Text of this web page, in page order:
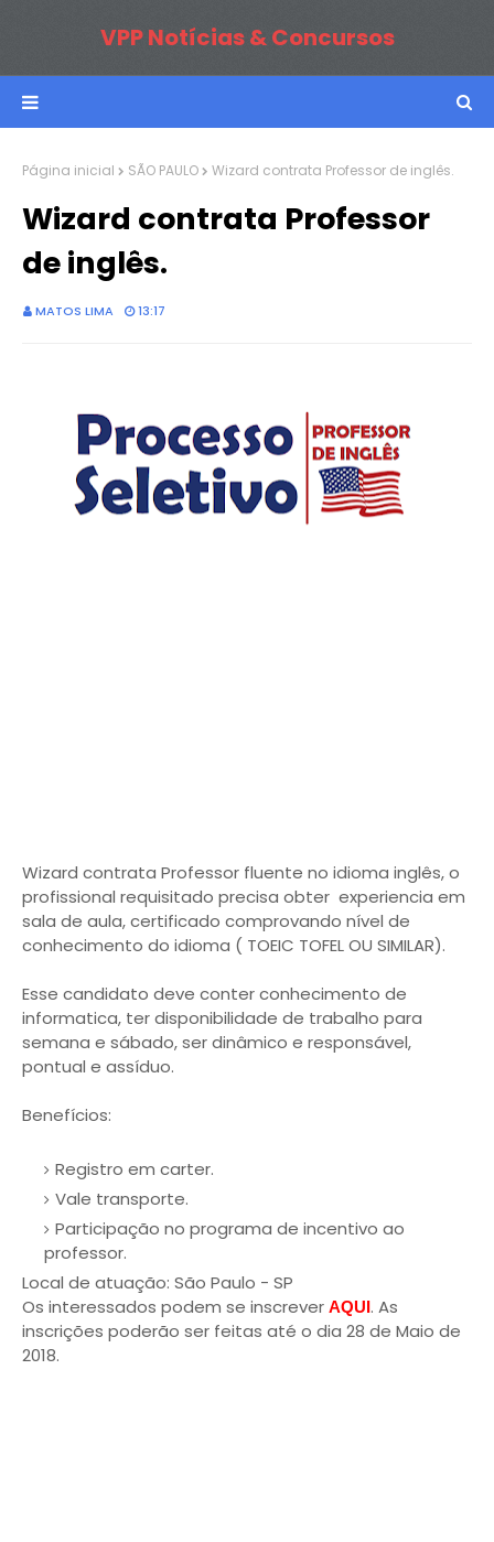
VPP Notícias & Concursos
Página inicial SÃO PAULO Wizard contrata Professor de inglês.
Wizard contrata Professor
de inglês.
MATOS LIMA 13:17
Wizard contrata Professor fluente no idioma inglês, o
profissional requisitado precisa obter experiencia em
sala de aula, certificado comprovando nível de
conhecimento do idioma ( TOEIC TOFEL OU SIMILAR).
Esse candidato deve conter conhecimento de
informatica, ter disponibilidade de trabalho para
semana e sábado, ser dinâmico e responsável,
pontual e assíduo.
Benefícios:
Registro em carter.
Vale transporte.
Participação no programa de incentivo ao
professor.
Local de atuação: São Paulo - SP
Os interessados podem se inscrever AQUI. As
inscrições poderão ser feitas até o dia 28 de Maio de
2018.